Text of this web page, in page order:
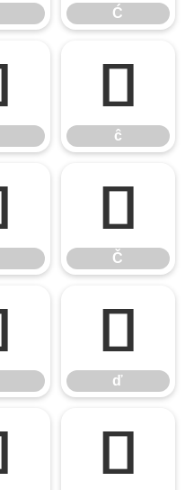
Ć
ĉ
ĉ
Č
Č
ď
ď
Ē